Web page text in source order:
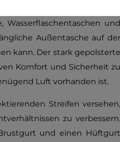
und
Außentasche auf der
kann. Der stark gepolsterte
Komfort und Sicherheit zu
Luft vorhanden ist.
Streifen versehen,
zu verbessern.
und einen Hüftgurt